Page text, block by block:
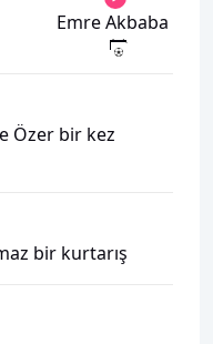
Emre Akbaba
Özer bir kez
bir kurtarış